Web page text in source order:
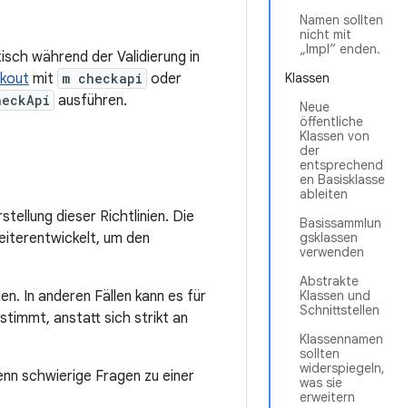
Namen sollten
nicht mit
„Impl“ enden.
Klassen
Neue
öffentliche
Klassen von
der
entsprechend
en Basisklasse
ableiten
Basissammlun
gsklassen
verwenden
Abstrakte
Klassen und
Schnittstellen
Klassennamen
sollten
widerspiegeln,
was sie
erweitern
während der Validierung in
mit m checkapi oder
ausführen.
dieser Richtlinien. Die
um den
In anderen Fällen kann es für
anstatt sich strikt an
schwierige Fragen zu einer